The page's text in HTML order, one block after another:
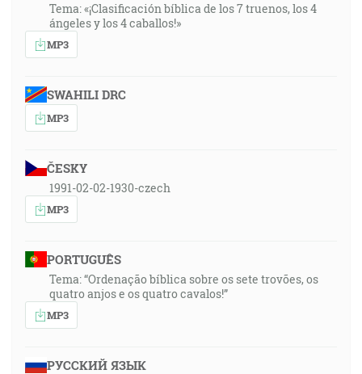
Tema: «¡Clasificación bíblica de los 7 truenos, los 4
ángeles y los 4 caballos!»
MP3
SWAHILI DRC
MP3
ČESKY
1991-02-02-1930-czech
MP3
PORTUGUÊS
Tema: “Ordenação bíblica sobre os sete trovões, os
quatro anjos e os quatro cavalos!”
MP3
РУССКИЙ ЯЗЫК